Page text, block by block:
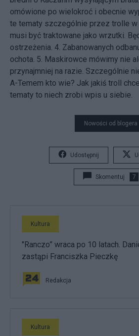
omówione po wielokroć i obecnie
te tematy szczególnie przez trolle w
musi być traktowane jako wrzutki.
ostrzeżenia. 4. Zabanowanych
ochota. 5. Maskirowce mówimy nie
przynajmniej na razie. Szczególnie
A-Temem kto wie? Jak jakiś troll
tematy to niech zrobi wpis u siebie.
Nowości od blogera
Udostępnij
Skomentuj 7
Kultura
"Ranczo” wraca po 10 latach.
zastąpi Franciszka Pieczkę
Redakcja
Kultura